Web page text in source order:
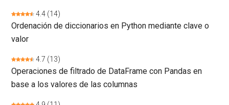
4.4 (14)
Ordenación de diccionarios en Python mediante clave o
valor
4.7 (13)
Operaciones de filtrado de DataFrame con Pandas en
base a los valores de las columnas